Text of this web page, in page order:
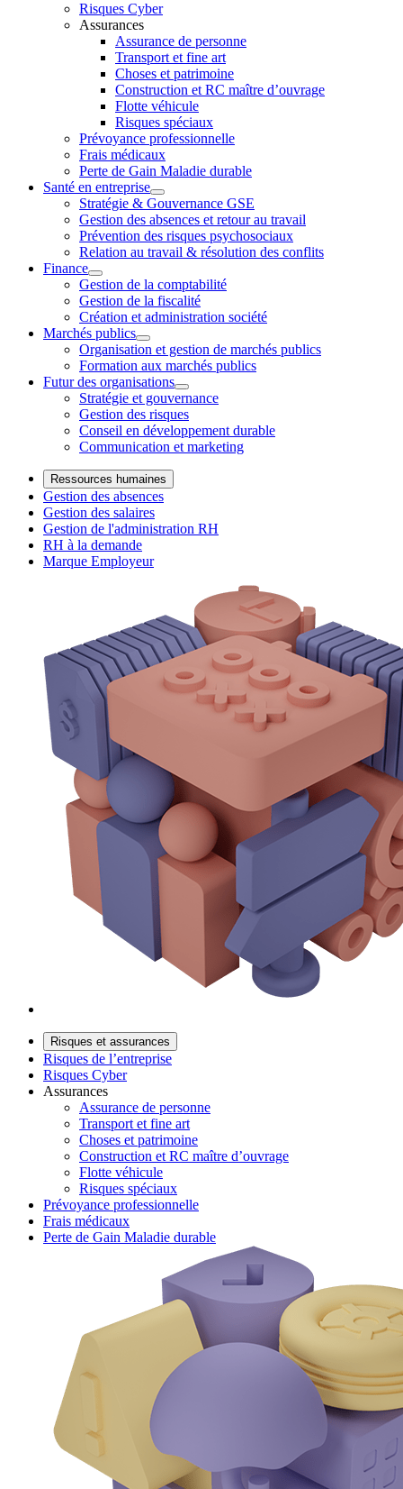
Risques Cyber
Assurances
Assurance de personne
Transport et fine art
Choses et patrimoine
Construction et RC maître d’ouvrage
Flotte véhicule
Risques spéciaux
Prévoyance professionnelle
Frais médicaux
Perte de Gain Maladie durable
Santé en entreprise
Stratégie & Gouvernance GSE
Gestion des absences et retour au travail
Prévention des risques psychosociaux
Relation au travail & résolution des conflits
Finance
Gestion de la comptabilité
Gestion de la fiscalité
Création et administration société
Marchés publics
Organisation et gestion de marchés publics
Formation aux marchés publics
Futur des organisations
Stratégie et gouvernance
Gestion des risques
Conseil en développement durable
Communication et marketing
Ressources humaines
Gestion des absences
Gestion des salaires
Gestion de l'administration RH
RH à la demande
Marque Employeur
Risques et assurances
Risques de l’entreprise
Risques Cyber
Assurances
Assurance de personne
Transport et fine art
Choses et patrimoine
Construction et RC maître d’ouvrage
Flotte véhicule
Risques spéciaux
Prévoyance professionnelle
Frais médicaux
Perte de Gain Maladie durable